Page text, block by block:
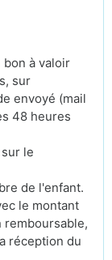
bon à valoir
sur
envoyé (mail
48 heures
le
de l'enfant.
le montant
réception du